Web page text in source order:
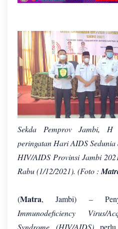
Sekda Pemprov Jambi, H
peringatan Hari AIDS
HIV/AIDS Provinsi Jambi
Rabu (1/12/2021). (Foto :
(Matra, Jambi) –
Immunodeficiency Virus/
Syndrome (HIV/AIDS)perlu